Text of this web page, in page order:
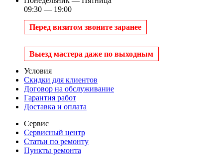
09:30 — 19:00
Перед визитом звоните заранее
Выезд мастера даже по выходным
Условия
Скидки для клиентов
Договор на обслуживание
Гарантия работ
Доставка и оплата
Сервис
Сервисный центр
Статьи по ремонту
Пункты ремонта